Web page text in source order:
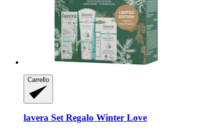
Carrello
lavera Set Regalo Winter Love